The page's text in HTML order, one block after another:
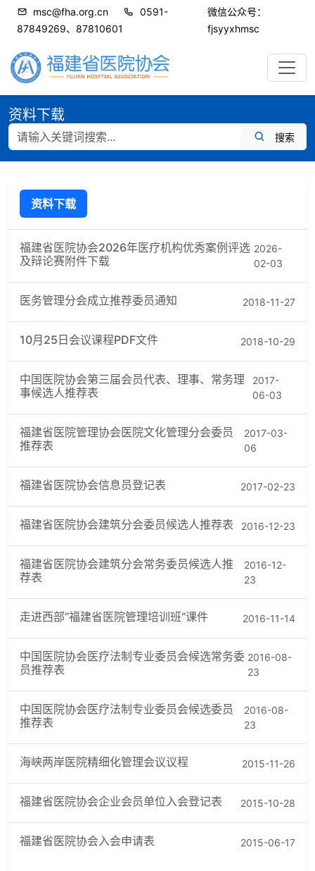
msc@fha.org.cn
0591-
87849269、87810601
微信公众号：
fjsyyxhmsc
资料下载
搜索
资料下载
福建省医院协会2026年医疗机构优秀案例评选
及辩论赛附件下载
2026-
02-03
医务管理分会成立推荐委员通知 2018-11-27
10月25日会议课程PDF文件 2018-10-29
中国医院协会第三届会员代表、理事、常务理
事候选人推荐表
2017-
06-03
福建省医院管理协会医院文化管理分会委员
推荐表
2017-03-
06
福建省医院协会信息员登记表 2017-02-23
福建省医院协会建筑分会委员候选人推荐表 2016-12-23
福建省医院协会建筑分会常务委员候选人推
荐表
2016-12-
23
走进西部”福建省医院管理培训班“课件 2016-11-14
中国医院协会医疗法制专业委员会候选常务委
员推荐表
2016-08-
23
中国医院协会医疗法制专业委员会候选委员
推荐表
2016-08-
23
海峡两岸医院精细化管理会议议程 2015-11-26
福建省医院协会企业会员单位入会登记表 2015-10-28
福建省医院协会入会申请表 2015-06-17